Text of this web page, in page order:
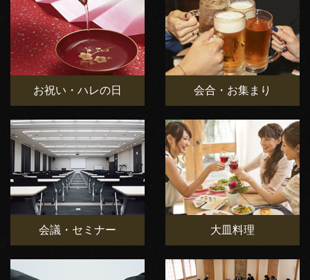
お祝い・ハレの日 会合・お集まり
会議・セミナー 大皿料理